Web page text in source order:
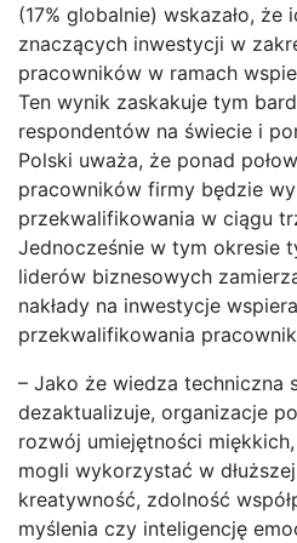
(17% globalnie) wskazało,
znaczących inwestycji w
pracowników w ramach
Ten wynik zaskakuje tym
respondentów na świecie i
Polski uważa, że ponad
pracowników firmy będzie
przekwalifikowania w ciągu
Jednocześnie w tym okresie
liderów biznesowych
nakłady na inwestycje
przekwalifikowania
– Jako że wiedza techniczna
dezaktualizuje, organizacje
rozwój umiejętności
mogli wykorzystać w
kreatywność, zdolność
myślenia czy inteligencję